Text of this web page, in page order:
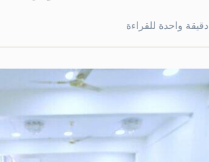
دقيقة واحدة للقراءة